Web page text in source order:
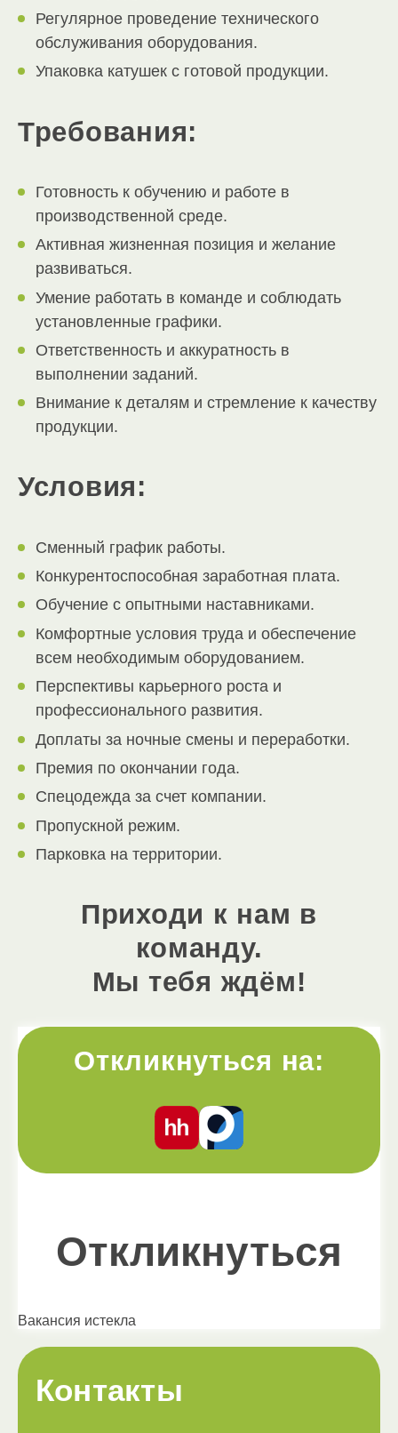
Регулярное проведение технического
обслуживания оборудования.
Упаковка катушек с готовой продукции.
Требования:
Готовность к обучению и работе в
производственной среде.
Активная жизненная позиция и желание
развиваться.
Умение работать в команде и соблюдать
установленные графики.
Ответственность и аккуратность в
выполнении заданий.
Внимание к деталям и стремление к качеству
продукции.
Условия:
Сменный график работы.
Конкурентоспособная заработная плата.
Обучение с опытными наставниками.
Комфортные условия труда и обеспечение
всем необходимым оборудованием.
Перспективы карьерного роста и
профессионального развития.
Доплаты за ночные смены и переработки.
Премия по окончании года.
Спецодежда за счет компании.
Пропускной режим.
Парковка на территории.
Приходи к нам в
команду.
Мы тебя ждём!
Откликнуться на:
Откликнуться
Вакансия истекла
Контакты